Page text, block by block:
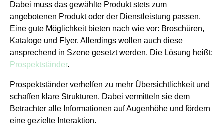
Dabei muss das gewählte Produkt stets zum
angebotenen Produkt oder der Dienstleistung passen.
Eine gute Möglichkeit bieten nach wie vor: Broschüren,
Kataloge und Flyer. Allerdings wollen auch diese
ansprechend in Szene gesetzt werden. Die Lösung heißt:
Prospektständer.
Prospektständer verhelfen zu mehr Übersichtlichkeit und
schaffen klare Strukturen. Dabei vermitteln sie dem
Betrachter alle Informationen auf Augenhöhe und fördern
eine gezielte Interaktion.